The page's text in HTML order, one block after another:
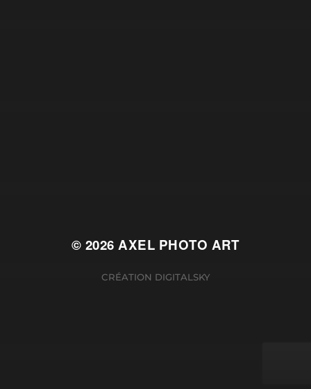
© 2026AXEL PHOTO ART
CRÉATION DIGITALSKY